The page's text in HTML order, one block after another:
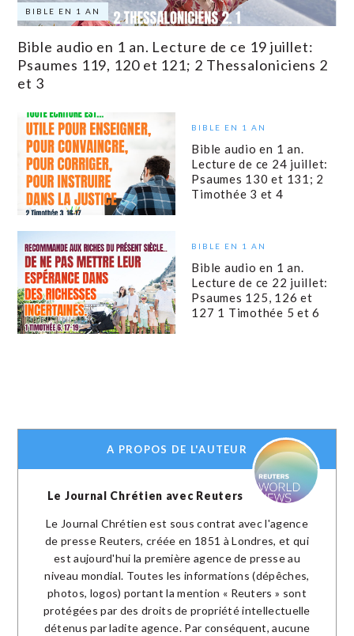
BIBLE EN 1 AN
Bible audio en 1 an. Lecture de ce 19 juillet:
Psaumes 119, 120 et 121; 2 Thessaloniciens 2
et 3
BIBLE EN 1 AN
Bible audio en 1 an.
Lecture de ce 24 juillet:
Psaumes 130 et 131; 2
Timothée 3 et 4
BIBLE EN 1 AN
Bible audio en 1 an.
Lecture de ce 22 juillet:
Psaumes 125, 126 et
127 1 Timothée 5 et 6
A PROPOS DE L'AUTEUR
Le Journal Chrétien avec Reuters
Le Journal Chrétien est sous contrat avec l'agence
de presse Reuters, créée en 1851 à Londres, et qui
est aujourd'hui la première agence de presse au
niveau mondial. Toutes les informations (dépêches,
photos, logos) portant la mention « Reuters » sont
protégées par des droits de propriété intellectuelle
détenus par ladite agence. Par conséquent, aucune